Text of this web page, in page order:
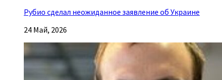
Рубио сделал неожиданное заявление об Украине
24 Май, 2026